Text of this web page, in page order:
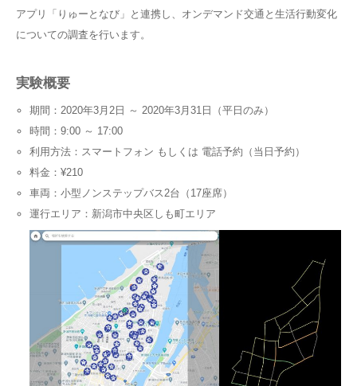
アプリ「りゅーとなび」と連携し、オンデマンド交通と生活行動変化
についての調査を行います。
実験概要
期間：2020年3月2日 ～ 2020年3月31日（平日のみ）
時間：9:00 ～ 17:00
利用方法：スマートフォン もしくは 電話予約（当日予約）
料金：¥210
車両：小型ノンステップバス2台（17座席）
運行エリア：新潟市中央区しも町エリア